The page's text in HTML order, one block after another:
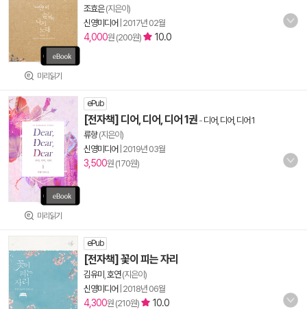
미리읽기
조효은(지은이)
신영미디어 2017년 02월
4,000원 (200원) 10.0
미리읽기
ePub
[전자책] 디어, 디어, 디어 1권 - 디어, 디어, 디어 1
류향(지은이)
신영미디어 2019년 03월
3,500원 (170원)
ePub
[전자책] 꽃이 피는 자리
김유미 호연(지은이)
신영미디어 2018년 06월
4,300원 (210원) 10.0